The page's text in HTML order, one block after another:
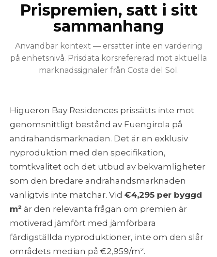
Prispremien, satt i sitt
sammanhang
Användbar kontext — ersätter inte en värdering
på enhetsnivå. Prisdata korsrefererad mot aktuella
marknadssignaler från Costa del Sol.
Higueron Bay Residences prissätts inte mot
genomsnittligt bestånd av Fuengirola på
andrahandsmarknaden. Det är en exklusiv
nyproduktion med den specifikation,
tomtkvalitet och det utbud av bekvämligheter
som den bredare andrahandsmarknaden
vanligtvis inte matchar. Vid €4,295 per byggd
m² är den relevanta frågan om premien är
motiverad jämfört med jämförbara
färdigställda nyproduktioner, inte om den slår
områdets median på €2,959/m².